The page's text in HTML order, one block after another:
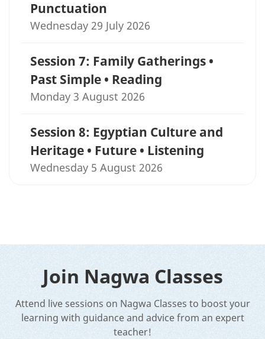
Punctuation
Wednesday 29 July 2026
Session 7: Family Gatherings •
Past Simple • Reading
Monday 3 August 2026
Session 8: Egyptian Culture and
Heritage • Future • Listening
Wednesday 5 August 2026
Join Nagwa Classes
Attend live sessions on Nagwa Classes to boost your
learning with guidance and advice from an expert
teacher!